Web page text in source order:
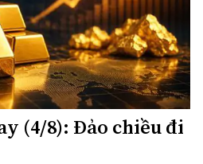
(4/8): Đảo chiều đi